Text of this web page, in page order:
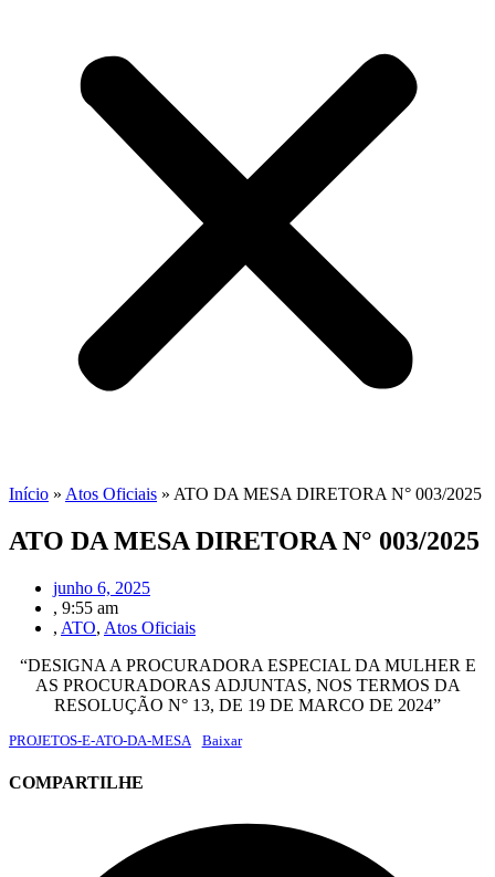
Início » Atos Oficiais » ATO DA MESA DIRETORA N° 003/2025
ATO DA MESA DIRETORA N° 003/2025
junho 6, 2025
, 9:55 am
, ATO, Atos Oficiais
“DESIGNA A PROCURADORA ESPECIAL DA MULHER E
AS PROCURADORAS ADJUNTAS, NOS TERMOS DA
RESOLUÇÃO N° 13, DE 19 DE MARCO DE 2024”
PROJETOS-E-ATO-DA-MESA Baixar
COMPARTILHE